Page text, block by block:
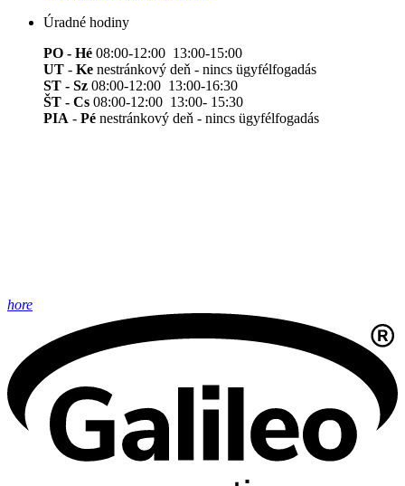
Úradné hodiny
PO - Hé 08:00-12:00 13:00-15:00
UT - Ke nestránkový deň - nincs ügyfélfogadás
ST - Sz 08:00-12:00 13:00-16:30
ŠT - Cs 08:00-12:00 13:00- 15:30
PIA - Pé nestránkový deň - nincs ügyfélfogadás
hore